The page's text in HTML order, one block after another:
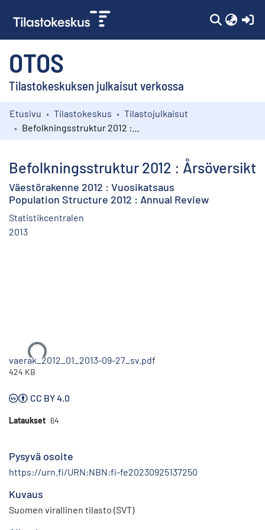
OTOS
Tilastokeskuksen julkaisut verkossa
Kokoelmat
Etusivu Tilastokeskus
Tilastojulkaisut
Befolkningsstruktur 2012 : Årsöversikt
Väestörakenne 2012 : Vuosikatsaus
Population Structure 2012 : Annual Review
Statistikcentralen
2013
Ladataan...
vaerak_2012_01_2013-09-27_sv.pdf
424 KB
CC BY 4.0
Lataukset 64
Pysyvä osoite
https://urn.fi/URN:NBN:fi-fe20230925137250
Kuvaus
Suomen virallinen tilasto (SVT)